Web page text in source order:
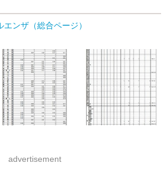
ンザ（総合ページ）
advertisement